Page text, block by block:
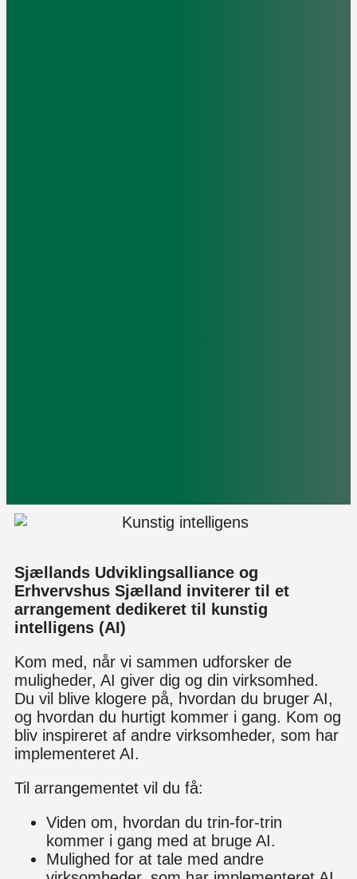
Sjællands Udviklingsalliance og
Erhvervshus Sjælland inviterer til et
arrangement dedikeret til kunstig
intelligens (AI)
Kom med, når vi sammen udforsker de
muligheder, AI giver dig og din virksomhed.
Du vil blive klogere på, hvordan du bruger AI,
og hvordan du hurtigt kommer i gang. Kom og
bliv inspireret af andre virksomheder, som har
implementeret AI.
Til arrangementet vil du få:
Viden om, hvordan du trin-for-trin
kommer i gang med at bruge AI.
Mulighed for at tale med andre